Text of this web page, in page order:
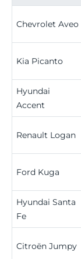
Chevrolet Aveo
Kia Picanto
Hyundai
Accent
Renault Logan
Ford Kuga
Hyundai Santa
Fe
Citroën Jumpy